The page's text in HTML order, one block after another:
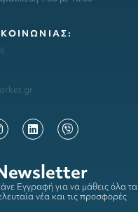
Εγγραφή για να μάθεις όλα τα
νέα και τις προσφορές